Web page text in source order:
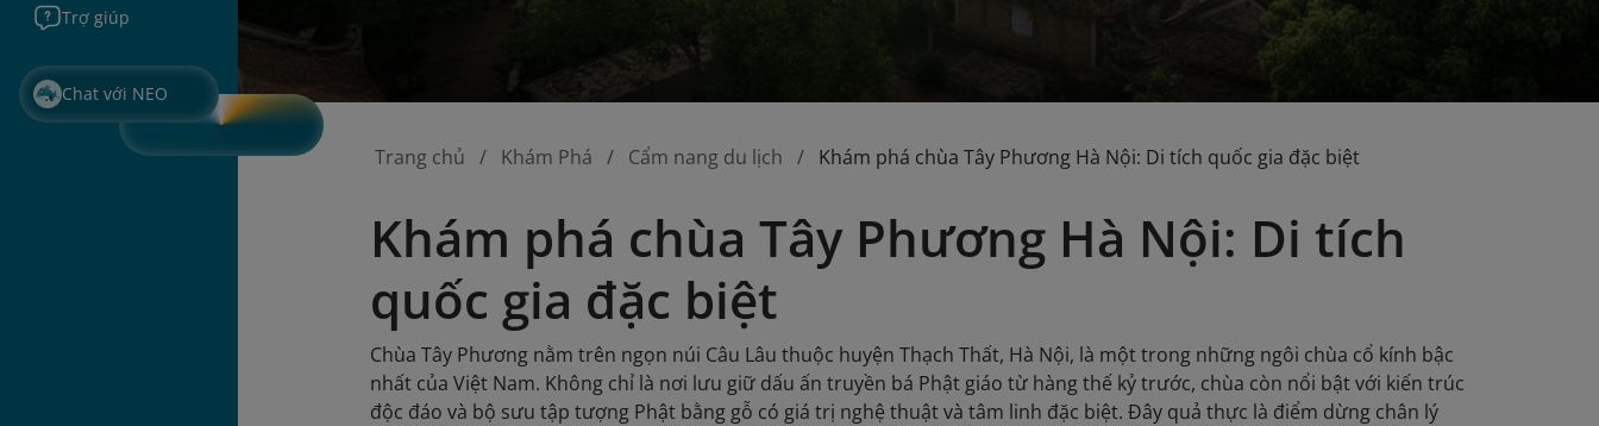
Trợ giúp
Chat với NEO
Trang chủ Khám Phá Cẩm nang du lịch Khám phá chùa Tây Phương Hà Nội: Di tích quốc gia đặc biệt
Khám phá chùa Tây Phương Hà Nội: Di tích
quốc gia đặc biệt
Chùa Tây Phương nằm trên ngọn núi Câu Lâu thuộc huyện Thạch Thất, Hà Nội, là một trong những ngôi chùa cổ kính bậc
nhất của Việt Nam. Không chỉ là nơi lưu giữ dấu ấn truyền bá Phật giáo từ hàng thế kỷ trước, chùa còn nổi bật với kiến trúc
độc đáo và bộ sưu tập tượng Phật bằng gỗ có giá trị nghệ thuật và tâm linh đặc biệt. Đây quả thực là điểm dừng chân lý